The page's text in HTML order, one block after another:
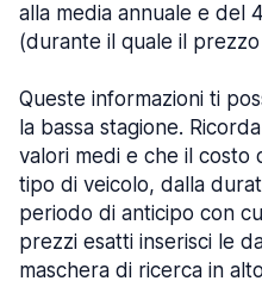
alla media annuale e del
(durante il quale il
Queste informazioni ti
la bassa stagione.
valori medi e che il costo
tipo di veicolo, dalla
periodo di anticipo con
prezzi esatti inserisci le
maschera di ricerca in